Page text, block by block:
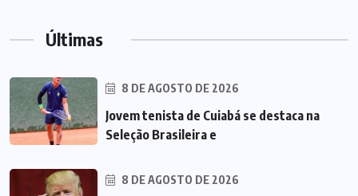
Últimas
8 DE AGOSTO DE 2026
Jovem tenista de Cuiabá se destaca na
Seleção Brasileira e
8 DE AGOSTO DE 2026